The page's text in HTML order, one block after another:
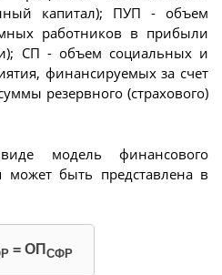
капитал); ПУП - объем
работников в прибыли
СП - объем социальных и
финансируемых за счет
резервного (страхового)
модель финансового
может быть представлена в
= ОП СФР